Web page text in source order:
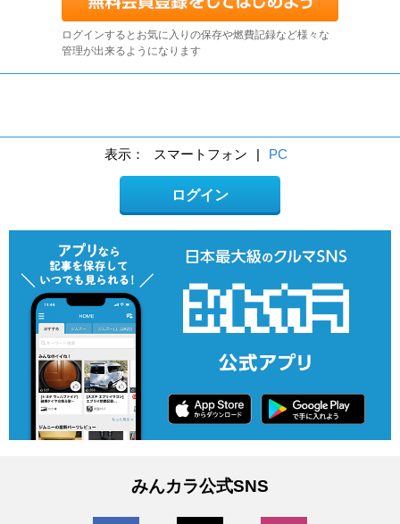
ログインするとお気に入りの保存や燃費記録など様々な
管理が出来るようになります
表示： スマートフォン | PC
ログイン
みんカラ公式SNS